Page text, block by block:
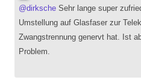
@dirksche Sehr lange super
Umstellung auf Glasfaser zur
Zwangstrennung genervt hat. Ist
Problem.